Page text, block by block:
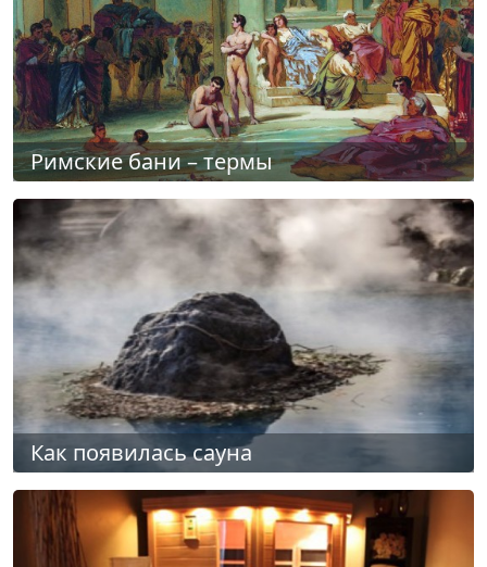
Римские бани – термы
Как появилась сауна